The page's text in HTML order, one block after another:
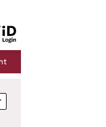
oben springen